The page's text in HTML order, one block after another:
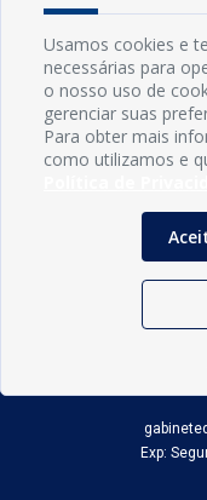
Exp:
Usamos cookies e
necessárias para
o nosso uso de
gerenciar suas
Para obter mais
como utilizamos e